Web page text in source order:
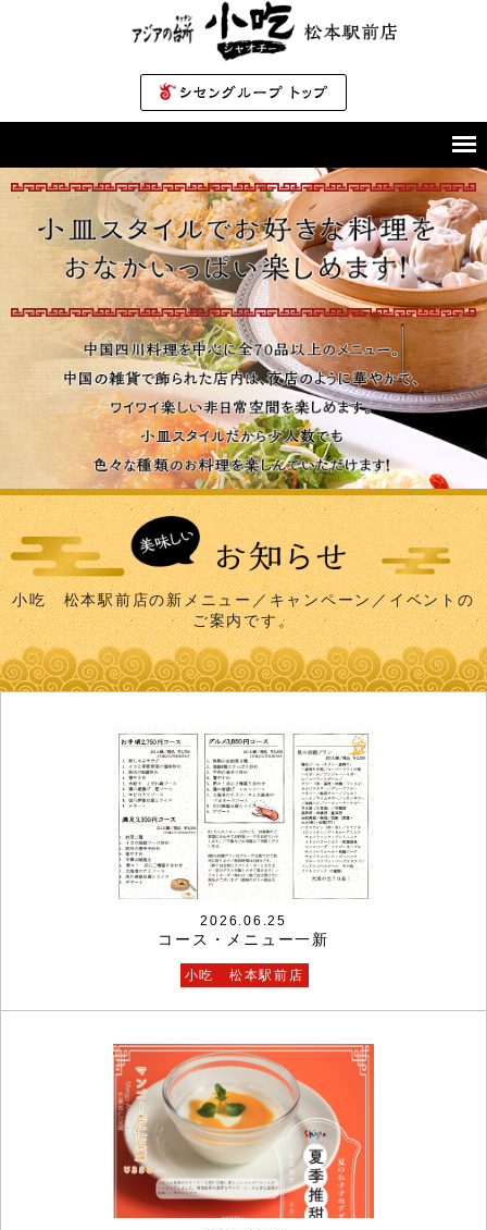
小吃 松本駅前店の新メニュー／キャンペーン／イベントの
ご案内です。
2026.06.25
コース・メニュー一新
小吃 松本駅前店